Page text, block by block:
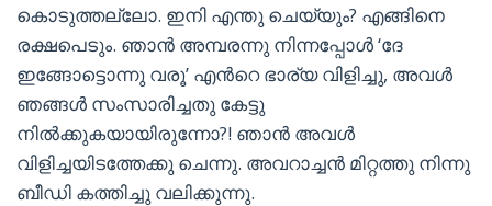
കൊടുത്തല്ലോ. ഇനി എന്തു ചെയ്യും? എങ്ങിനെ
രക്ഷപെടും. ഞാന്‍ അമ്പരന്നു നിന്നപ്പോള്‍ ‘ദേ
ഇങ്ങോട്ടൊന്നു വരൂ’ എന്‍റെ ഭാര്യ വിളിച്ചു, അവള്‍
ഞങ്ങള്‍ സംസാരിച്ചതു കേട്ടു
നില്‍ക്കുകയായിരുന്നോ?! ഞാന്‍ അവള്‍
വിളിച്ചയിടത്തേക്കു ചെന്നു. അവറാച്ചന്‍ മിറ്റത്തു നിന്നു
ബീഡി കത്തിച്ചു വലിക്കുന്നു.